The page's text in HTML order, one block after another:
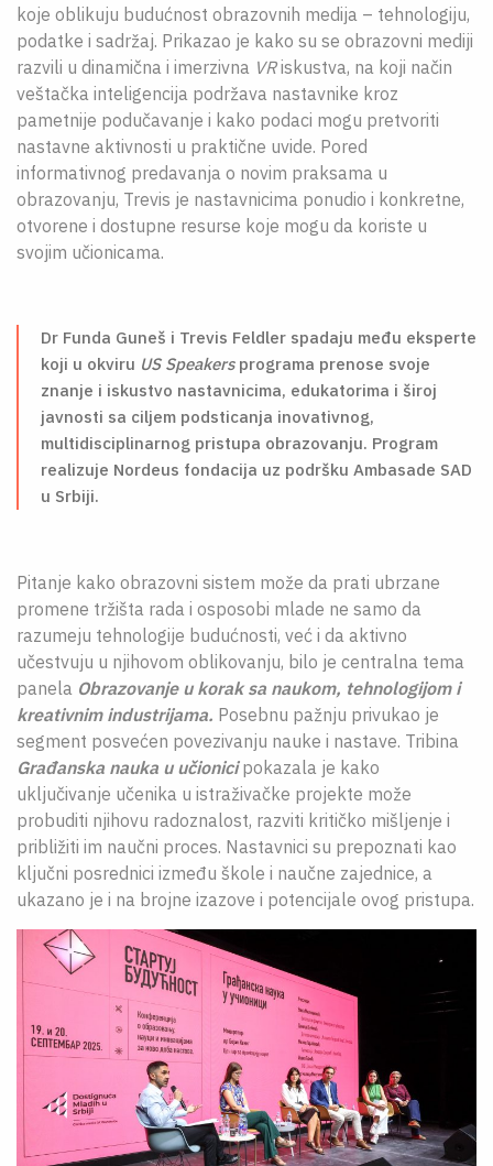
koje oblikuju budućnost obrazovnih medija – tehnologiju,
podatke i sadržaj. Prikazao je kako su se obrazovni mediji
razvili u dinamična i imerzivna VRiskustva, na koji način
veštačka inteligencija podržava nastavnike kroz
pametnije podučavanje i kako podaci mogu pretvoriti
nastavne aktivnosti u praktične uvide. Pored
informativnog predavanja o novim praksama u
obrazovanju, Trevis je nastavnicima ponudio i konkretne,
otvorene i dostupne resurse koje mogu da koriste u
svojim učionicama.
Dr Funda Guneš i Trevis Feldler spadaju među eksperte
koji u okviru US Speakersprograma prenose svoje
znanje i iskustvo nastavnicima, edukatorima i široj
javnosti sa ciljem podsticanja inovativnog,
multidisciplinarnog pristupa obrazovanju. Program
realizuje Nordeus fondacija uz podršku Ambasade SAD
u Srbiji.
Pitanje kako obrazovni sistem može da prati ubrzane
promene tržišta rada i osposobi mlade ne samo da
razumeju tehnologije budućnosti, već i da aktivno
učestvuju u njihovom oblikovanju, bilo je centralna tema
panela Obrazovanje u korak sa naukom, tehnologijom i
kreativnim industrijama. Posebnu pažnju privukao je
segment posvećen povezivanju nauke i nastave. Tribina
Građanska nauka u učionicipokazala je kako
uključivanje učenika u istraživačke projekte može
probuditi njihovu radoznalost, razviti kritičko mišljenje i
približiti im naučni proces. Nastavnici su prepoznati kao
ključni posrednici između škole i naučne zajednice, a
ukazano je i na brojne izazove i potencijale ovog pristupa.